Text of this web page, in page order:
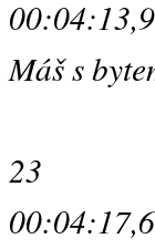
Máš s
23